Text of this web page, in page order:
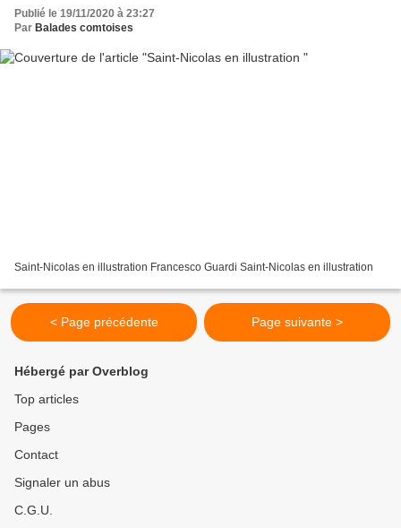
Publié le 19/11/2020 à 23:27
Par Balades comtoises
Saint-Nicolas en illustration Francesco Guardi Saint-Nicolas en illustration
< Page précédente Page suivante >
Hébergé par Overblog
Top articles
Pages
Contact
Signaler un abus
C.G.U.